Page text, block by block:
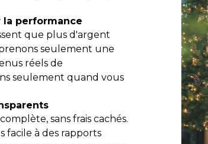
la performance
que plus d'argent
seulement une
réels de
seulement quand vous
sans frais cachés.
facile à des rapports